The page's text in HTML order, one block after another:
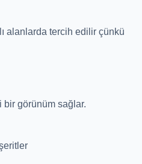
alanlarda tercih edilir çünkü
bir görünüm sağlar.